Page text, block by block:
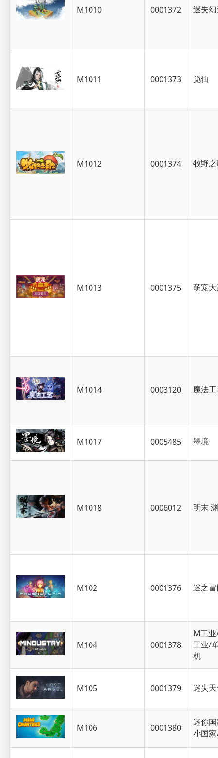
M1010 0001372 迷失
M1011 0001373 觅仙
M1012 0001374 牧野
M1013 0001375 萌宠
M1014 0003120 魔法
M1017 0005485 墨境
M1018 0006012 明末
M102 0001376 迷之
M104 0001378
M工
工业/
机
M105 0001379 迷失
M106 0001380
迷你
小国